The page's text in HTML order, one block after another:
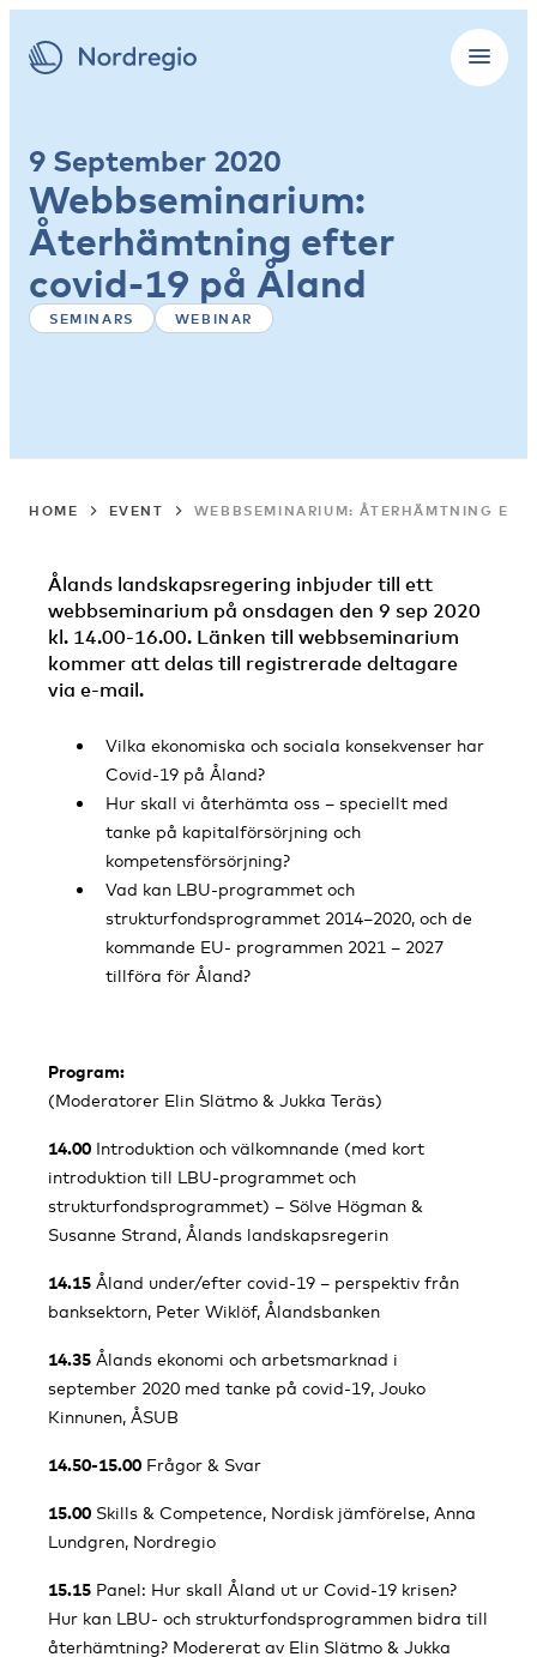
9 September 2020
Webbseminarium:
Återhämtning efter
covid-19 på Åland
SEMINARS WEBINAR
HOME EVENT WEBBSEMINARIUM: ÅTERHÄMTNING
Ålands landskapsregering inbjuder till ett
webbseminarium på onsdagen den 9 sep 2020
kl. 14.00-16.00. Länken till webbseminarium
kommer att delas till registrerade deltagare
via e-mail.
Vilka ekonomiska och sociala konsekvenser har
Covid-19 på Åland?
Hur skall vi återhämta oss – speciellt med
tanke på kapitalförsörjning och
kompetensförsörjning?
Vad kan LBU-programmet och
strukturfondsprogrammet 2014–2020, och de
kommande EU- programmen 2021 – 2027
tillföra för Åland?
Program:
(Moderatorer Elin Slätmo & Jukka Teräs)
14.00 Introduktion och välkomnande (med kort
introduktion till LBU-programmet och
strukturfondsprogrammet) – Sölve Högman &
Susanne Strand, Ålands landskapsregerin
14.15 Åland under/efter covid-19 – perspektiv från
banksektorn, Peter Wiklöf, Ålandsbanken
14.35 Ålands ekonomi och arbetsmarknad i
september 2020 med tanke på covid-19, Jouko
Kinnunen, ÅSUB
14.50-15.00 Frågor & Svar
15.00 Skills & Competence, Nordisk jämförelse, Anna
Lundgren, Nordregio
15.15 Panel: Hur skall Åland ut ur Covid-19 krisen?
Hur kan LBU- och strukturfondsprogrammen bidra till
återhämtning? Modererat av Elin Slätmo & Jukka